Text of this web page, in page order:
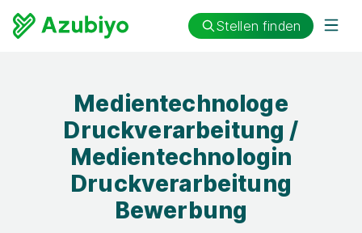
Stellen finden
Medientechnologe
Druckverarbeitung /
Medientechnologin
Druckverarbeitung
Bewerbung